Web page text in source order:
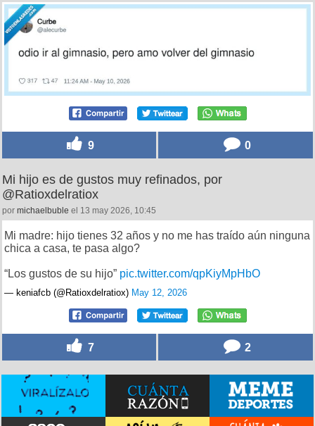
9 0
Mi hijo es de gustos muy refinados, por
@Ratioxdelratiox
por michaelbuble el 13 may 2026, 10:45
Mi madre: hijo tienes 32 años y no me has traído aún ninguna
chica a casa, te pasa algo?
“Los gustos de su hijo” pic.twitter.com/qpKiyMpHbO
— keniafcb (@Ratioxdelratiox) May 12, 2026
7 2